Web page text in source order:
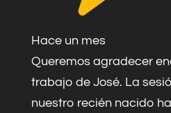
Hace un mes
Queremos agradecer
trabajo de José. La
nuestro recién nacido